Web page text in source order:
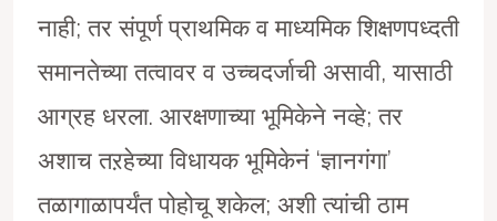
नाही; तर संपूर्ण प्राथमिक व माध्यमिक शिक्षणपध्दती
समानतेच्या तत्वावर व उच्चदर्जाची असावी, यासाठी
आग्रह धरला. आरक्षणाच्या भूमिकेने नव्हे; तर
अशाच तऱहेच्या विधायक भूमिकेनं ‘ज्ञानगंगा’
तळागाळापर्यंत पोहोचू शकेल; अशी त्यांची ठाम